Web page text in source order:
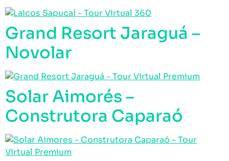
Grand Resort Jaraguá –
Novolar
Solar Aimorés –
Construtora Caparaó